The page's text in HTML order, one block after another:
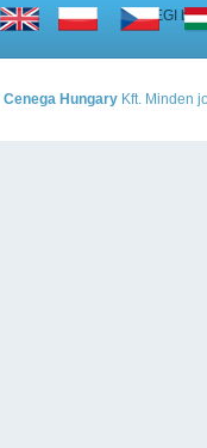
A PEGI
Cenega Hungary Kft. Minden